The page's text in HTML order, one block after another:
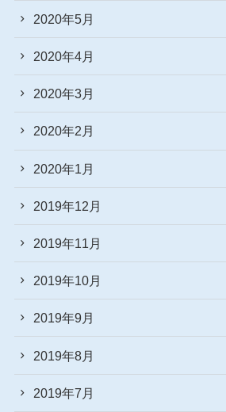
2020年5月
2020年4月
2020年3月
2020年2月
2020年1月
2019年12月
2019年11月
2019年10月
2019年9月
2019年8月
2019年7月